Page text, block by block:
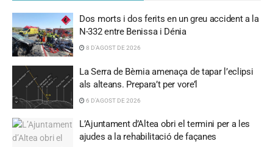
Dos morts i dos ferits en un greu accident a la
N-332 entre Benissa i Dénia
8 D'AGOST DE 2026
La Serra de Bèrnia amenaça de tapar l’eclipsi
als alteans. Prepara’t per vore’l
6 D'AGOST DE 2026
L’Ajuntament d’Altea obri el termini per a les
ajudes a la rehabilitació de façanes